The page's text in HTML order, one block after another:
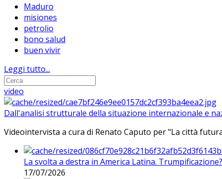
Maduro
misiones
petrolio
bono salud
buen vivir
Leggi tutto...
video
Dall'analisi strutturale della situazione internazionale e
Videointervista a cura di Renato Caputo per "La città
La svolta a destra in America Latina. Trumpificazione?
17/07/2026